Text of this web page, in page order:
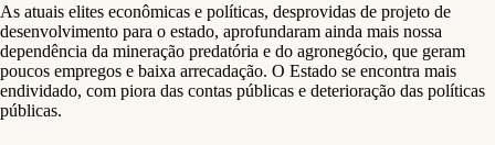
As atuais elites econômicas e políticas, desprovidas de projeto de
desenvolvimento para o estado, aprofundaram ainda mais nossa
dependência da mineração predatória e do agronegócio, que geram
poucos empregos e baixa arrecadação. O Estado se encontra mais
endividado, com piora das contas públicas e deterioração das políticas
públicas.